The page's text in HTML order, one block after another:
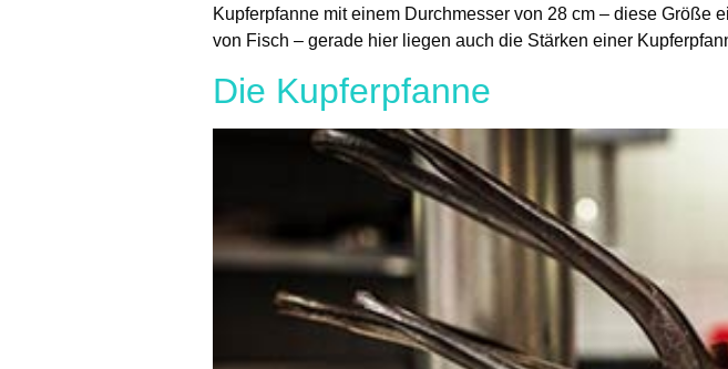
Kupferpfanne mit einem Durchmesser von 28 cm – diese
von Fisch – gerade hier liegen auch die Stärken einer
Die Kupferpfanne